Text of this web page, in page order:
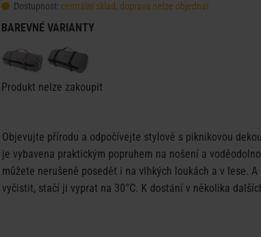
Dostupnost: centrální sklad, doprava nelze objednat
BAREVNÉ VARIANTY
Produkt nelze zakoupit
Objevujte přírodu a odpočívejte stylově s piknikovou dekou
je vybavena praktickým popruhem na nošení a
můžete nerušeně posedět i na vlhkých loukách a v lese.
vyčistit, stačí ji vyprat na 30°C. K dostání v několika